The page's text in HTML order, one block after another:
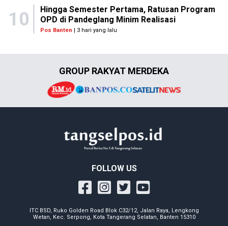
10
Hingga Semester Pertama, Ratusan Program
OPD di Pandeglang Minim Realisasi
Pos Banten | 3 hari yang lalu
GROUP RAKYAT MERDEKA
FOLLOW US
ITC BSD, Ruko Golden Road Blok C32/12, Jalan Raya, Lengkong
Wetan, Kec. Serpong, Kota Tangerang Selatan, Banten 15310